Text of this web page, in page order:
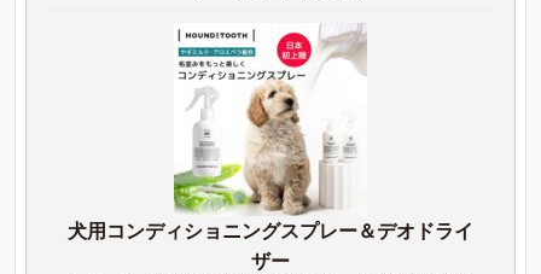
犬用コンディショニングスプレー＆デオドライ
ザー